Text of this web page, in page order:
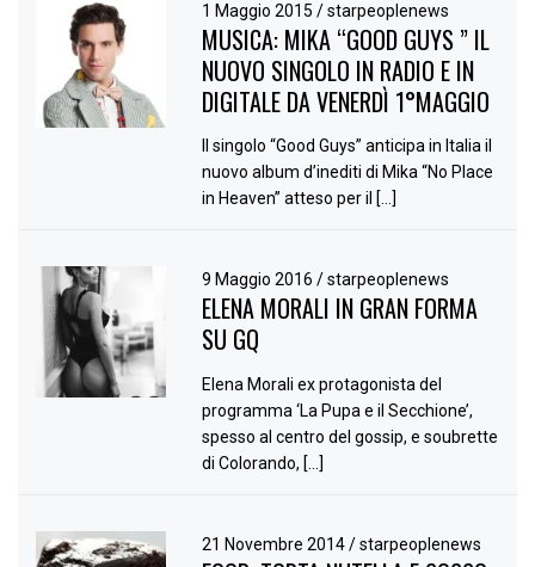
1 Maggio 2015/ starpeoplenews
MUSICA: MIKA “GOOD GUYS ” IL
NUOVO SINGOLO IN RADIO E IN
DIGITALE DA VENERDÌ 1°MAGGIO
Il singolo “Good Guys” anticipa in Italia il
nuovo album d’inediti di Mika “No Place
in Heaven” atteso per il […]
9 Maggio 2016/ starpeoplenews
ELENA MORALI IN GRAN FORMA
SU GQ
Elena Morali ex protagonista del
programma ‘La Pupa e il Secchione’,
spesso al centro del gossip, e soubrette
di Colorando, […]
21 Novembre 2014/ starpeoplenews